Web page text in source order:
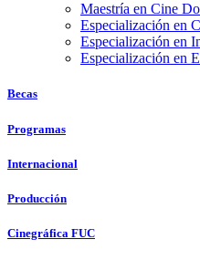
Maestría en Cine
Especialización en
Especialización en
Especialización en
Becas
Programas
Internacional
Producción
Cinegráfica FUC